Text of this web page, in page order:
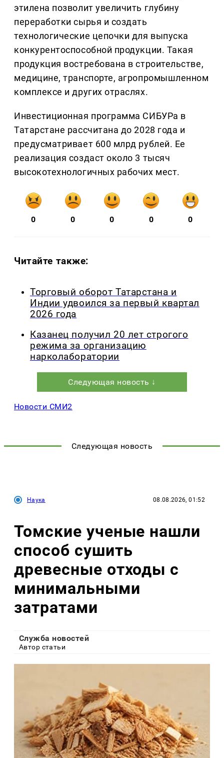
этилена позволит увеличить глубину
переработки сырья и создать
технологические цепочки для выпуска
конкурентоспособной продукции. Такая
продукция востребована в строительстве,
медицине, транспорте, агропромышленном
комплексе и других отраслях.
Инвестиционная программа СИБУРа в
Татарстане рассчитана до 2028 года и
предусматривает 600 млрд рублей. Ее
реализация создаст около 3 тысяч
высокотехнологичных рабочих мест.
0 0 0 0 0
Читайте также:
Торговый оборот Татарстана и
Индии удвоился за первый квартал
2026 года
Казанец получил 20 лет строгого
режима за организацию
нарколаборатории
Следующая новость ↓
Новости СМИ2
Следующая новость
Наука 08.08.2026, 01:52
Томские ученые нашли
способ сушить
древесные отходы с
минимальными
затратами
Служба новостей
Автор статьи